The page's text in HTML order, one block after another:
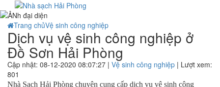
Trang chủVệ sinh công nghiệp
Dịch vụ vệ sinh công nghiệp ở
Đồ Sơn Hải Phòng
Cập nhật: 08-12-2020 08:07:27 | Vệ sinh công nghiệp | Lượt xem:
801
Nhà Sạch Hải Phòng chuyên cung cấp dịch vụ vệ sinh công